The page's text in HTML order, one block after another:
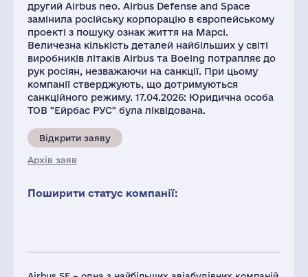
другий Airbus neo. Airbus Defense and Space
замінила російську корпорацію в європейському
проекті з пошуку ознак життя на Марсі.
Величезна кількість деталей найбільших у світі
виробників літаків Airbus та Boeing потрапляє до
рук росіян, незважаючи на санкції. При цьому
компанії стверджують, що дотримуються
санкційного режиму. 17.04.2026: Юридична особа
ТОВ "Ейрбас РУС" була ліквідована.
Відкрити заяву
Архів заяв
Поширити статус компанії: